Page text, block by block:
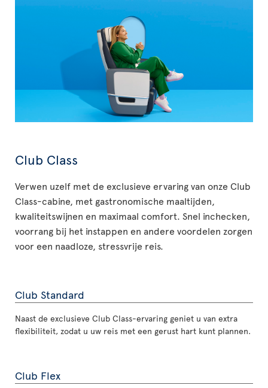
Club Class
Verwen uzelf met de exclusieve ervaring van onze Club
Class-cabine, met gastronomische maaltijden,
kwaliteitswijnen en maximaal comfort. Snel inchecken,
voorrang bij het instappen en andere voordelen zorgen
voor een naadloze, stressvrije reis.
Club Standard
Naast de exclusieve Club Class-ervaring geniet u van extra
flexibiliteit, zodat u uw reis met een gerust hart kunt plannen.
Club Flex